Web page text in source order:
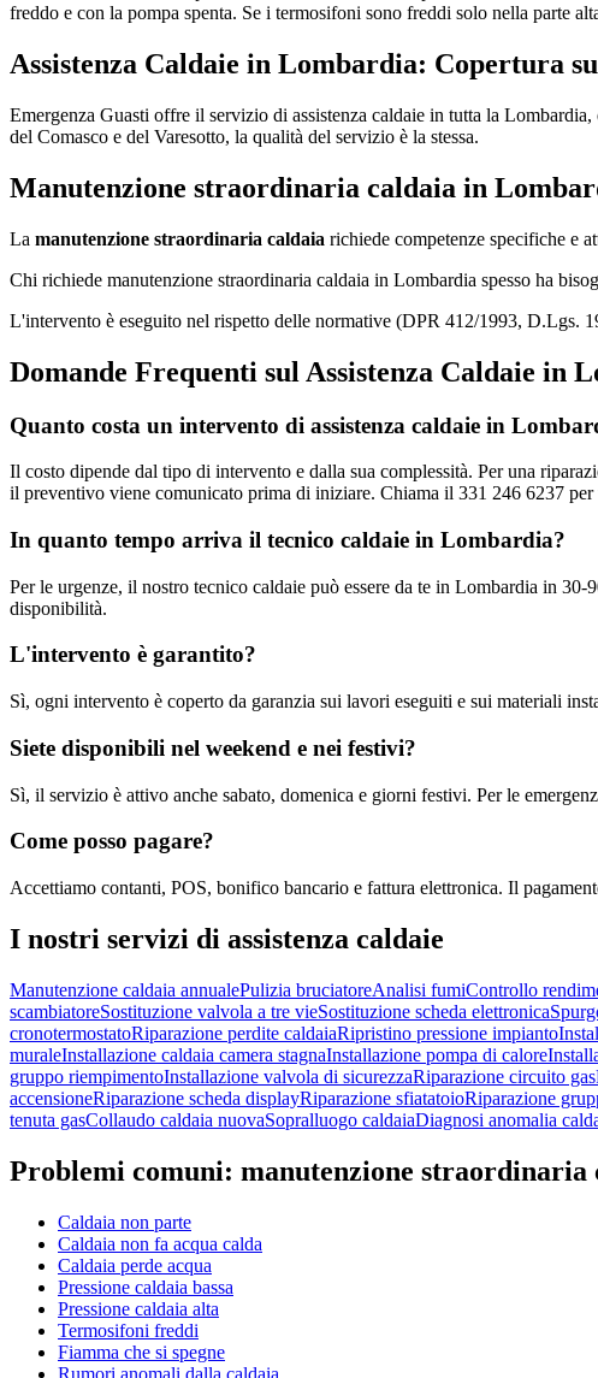
freddo e con la pompa spenta. Se i termosifoni sono freddi solo nella parte
Assistenza Caldaie in Lombardia: Copertura
Emergenza Guasti offre il servizio di assistenza caldaie in tutta la
del Comasco e del Varesotto, la qualità del servizio è la stessa.
Manutenzione straordinaria caldaia in
La manutenzione straordinaria caldaia richiede competenze specifiche e
Chi richiede manutenzione straordinaria caldaia in Lombardia spesso ha
L'intervento è eseguito nel rispetto delle normative (DPR 412/1993, D.Lgs.
Domande Frequenti sul Assistenza Caldaie in
Quanto costa un intervento di assistenza caldaie in
Il costo dipende dal tipo di intervento e dalla sua complessità. Per una
il preventivo viene comunicato prima di iniziare. Chiama il 331 246 6237 per
In quanto tempo arriva il tecnico caldaie in Lombardia?
Per le urgenze, il nostro tecnico caldaie può essere da te in Lombardia in
disponibilità.
L'intervento è garantito?
Sì, ogni intervento è coperto da garanzia sui lavori eseguiti e sui materiali
Siete disponibili nel weekend e nei festivi?
Sì, il servizio è attivo anche sabato, domenica e giorni festivi. Per le
Come posso pagare?
Accettiamo contanti, POS, bonifico bancario e fattura elettronica. Il
I nostri servizi di assistenza caldaie
Manutenzione caldaia annualePulizia bruciatoreAnalisi fumiControllo
scambiatoreSostituzione valvola a tre vieSostituzione scheda elettronica
cronotermostatoRiparazione perdite caldaiaRipristino pressione impianto
muraleInstallazione caldaia camera stagnaInstallazione pompa di calore
gruppo riempimentoInstallazione valvola di sicurezzaRiparazione circuito gas
accensioneRiparazione scheda displayRiparazione sfiatatoioRiparazione
tenuta gasCollaudo caldaia nuovaSopralluogo caldaiaDiagnosi anomalia
Problemi comuni: manutenzione straordinaria
Caldaia non parte
Caldaia non fa acqua calda
Caldaia perde acqua
Pressione caldaia bassa
Pressione caldaia alta
Termosifoni freddi
Fiamma che si spegne
Rumori anomali dalla caldaia